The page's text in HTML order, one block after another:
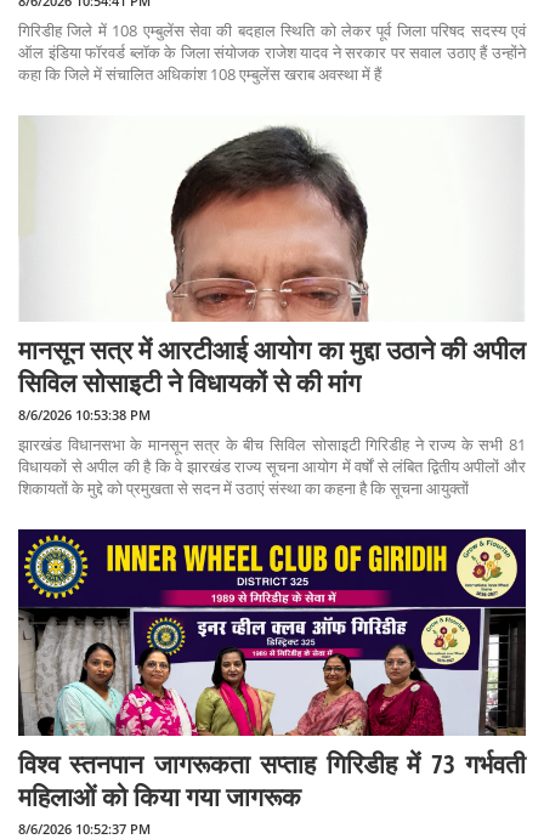
गिरिडीह जिले में 108 एम्बुलेंस सेवा की बदहाल स्थिति को लेकर पूर्व जिला परिषद सदस्य एवं
ऑल इंडिया फॉरवर्ड ब्लॉक के जिला संयोजक राजेश यादव ने सरकार पर सवाल उठाए हैं उन्होंने
कहा कि जिले में संचालित अधिकांश 108 एम्बुलेंस खराब अवस्था में हैं
मानसून सत्र में आरटीआई आयोग का मुद्दा उठाने की अपील
सिविल सोसाइटी ने विधायकों से की मांग
8/6/2026 10:53:38 PM
झारखंड विधानसभा के मानसून सत्र के बीच सिविल सोसाइटी गिरिडीह ने राज्य के सभी 81
विधायकों से अपील की है कि वे झारखंड राज्य सूचना आयोग में वर्षों से लंबित द्वितीय अपीलों और
शिकायतों के मुद्दे को प्रमुखता से सदन में उठाएं संस्था का कहना है कि सूचना आयुक्तों
विश्व स्तनपान जागरूकता सप्ताह गिरिडीह में 73 गर्भवती
महिलाओं को किया गया जागरूक
8/6/2026 10:52:37 PM